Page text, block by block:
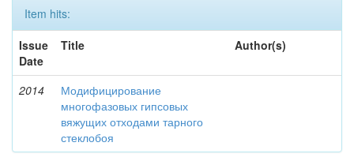
Item hits:
Issue
Date
Title Author(s)
2014
Модифицирование
многофазовых гипсовых
вяжущих отходами тарного
стеклобоя